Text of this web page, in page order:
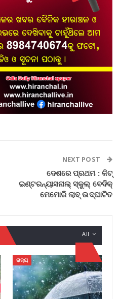
NEXT POST
ଦେଶରେ ପ୍ରଥମ : କିଟ୍‍
ଇଣ୍ଟରନ୍ୟାସନାଲ୍‍ ସ୍କୁଲ୍‍ ବେଦିକ୍‍
ମେମୋରି ଲାବ୍‍ ଉଦ୍‍ଘାଟିତ
All
ରାଜ୍ୟ